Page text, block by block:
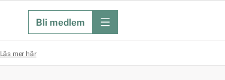
Bli medlem meny
Läs mer här